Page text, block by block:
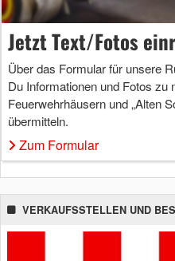
Jetzt Text/Fotos
Über das Formular für unsere
Du Informationen und Fotos zu
Feuerwehrhäusern und „Alten
übermitteln.
Zum Formular
VERKAUFSSTELLEN UND